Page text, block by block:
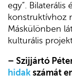
egy”.
konstruktívhoz
Máskülönben
kulturális
– Szijjártó
hidak számát